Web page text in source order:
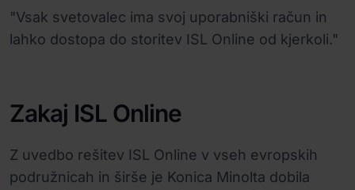
"Vsak svetovalec ima svoj uporabniški račun in
lahko dostopa do storitev ISL Online od kjerkoli."
Zakaj ISL Online
Z uvedbo rešitev ISL Online v vseh evropskih
podružnicah in širše je Konica Minolta dobila